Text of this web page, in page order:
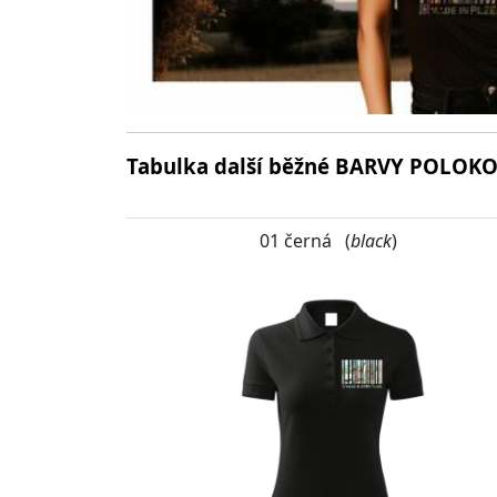
Tabulka další běžné BARVY
01 černá (black)